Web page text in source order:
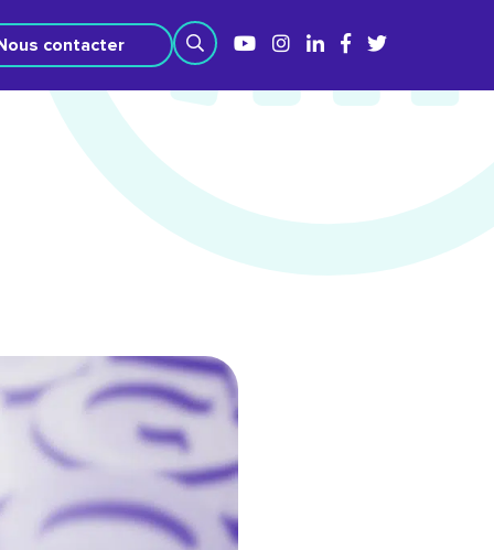
contacter